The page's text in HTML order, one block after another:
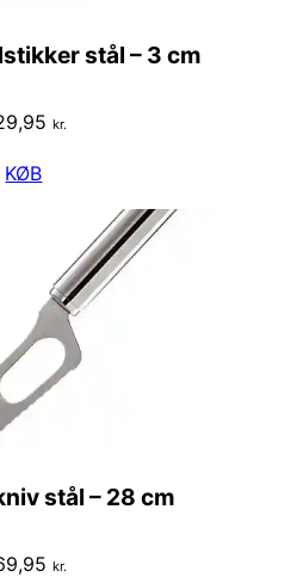
stål – 3 cm
kr.
KØB
stål – 28 cm
kr.